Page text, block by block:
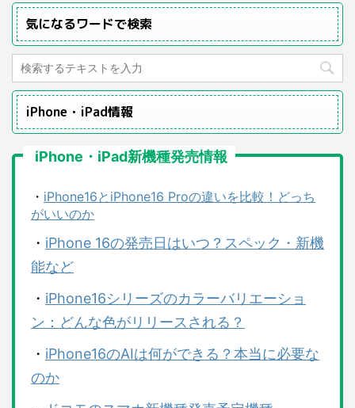
気になるワードで検索
iPhone・iPad情報
iPhone・iPad新機種発売情報
・ iPhone16とiPhone16 Proの違いを比較！どっち
がいいのか
・ iPhone 16の発売日はいつ？スペック・新機
能など
・ iPhone16シリーズのカラーバリエーショ
ン：どんな色がリリースされる？
・ iPhone16のAIは何ができる？本当に必要な
のか